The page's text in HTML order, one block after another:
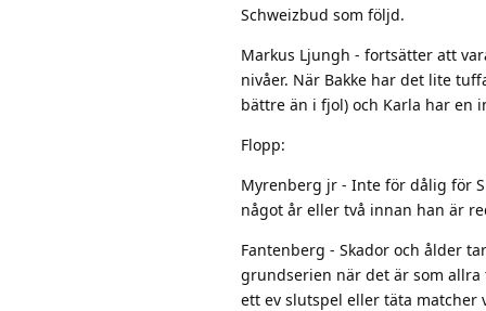
Schweizbud som följd.
Markus Ljungh - fortsätter att
nivåer. När Bakke har det lite
bättre än i fjol) och Karla har en
Flopp:
Myrenberg jr - Inte för dålig för
något år eller två innan han är
Fantenberg - Skador och ålder
grundserien när det är som
ett ev slutspel eller täta matcher